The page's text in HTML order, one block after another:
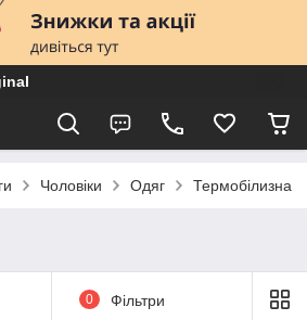
Чоловіки Одяг Термобілизна
0 Фільтри